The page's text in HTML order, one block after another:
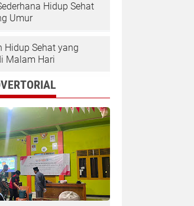
Hidup Sehat
Umur
Hidup Sehat yang
Malam Hari